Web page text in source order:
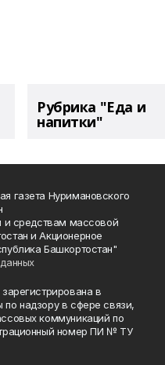
Рубрика "Еда и
напитки"
газета Нуримановского
и средствам массовой
и Акционерное
Башкортостан"
в
надзору в сфере связи,
коммуникаций по
номер ПИ № ТУ